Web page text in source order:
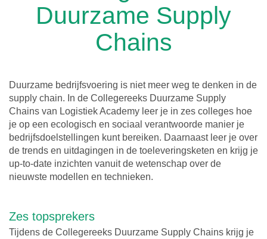
Duurzame Supply
Chains
Duurzame bedrijfsvoering is niet meer weg te denken in de
supply chain. In de Collegereeks Duurzame Supply
Chains van Logistiek Academy leer je in zes colleges hoe
je op een ecologisch en sociaal verantwoorde manier je
bedrijfsdoelstellingen kunt bereiken. Daarnaast leer je over
de trends en uitdagingen in de toeleveringsketen en krijg je
up-to-date inzichten vanuit de wetenschap over de
nieuwste modellen en technieken.
Zes topsprekers
Tijdens de Collegereeks Duurzame Supply Chains krijg je